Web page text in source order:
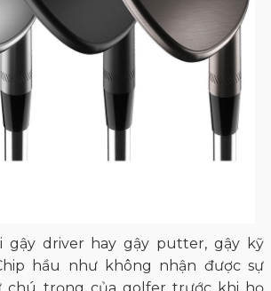
gậy driver hay gậy putter, gậy kỹ
hầu như không nhận được sự